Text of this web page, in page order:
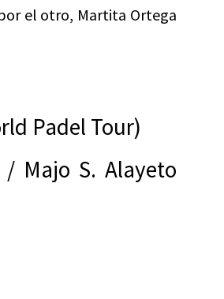
el otro, Martita Ortega
Padel Tour)
Majo S. Alayeto